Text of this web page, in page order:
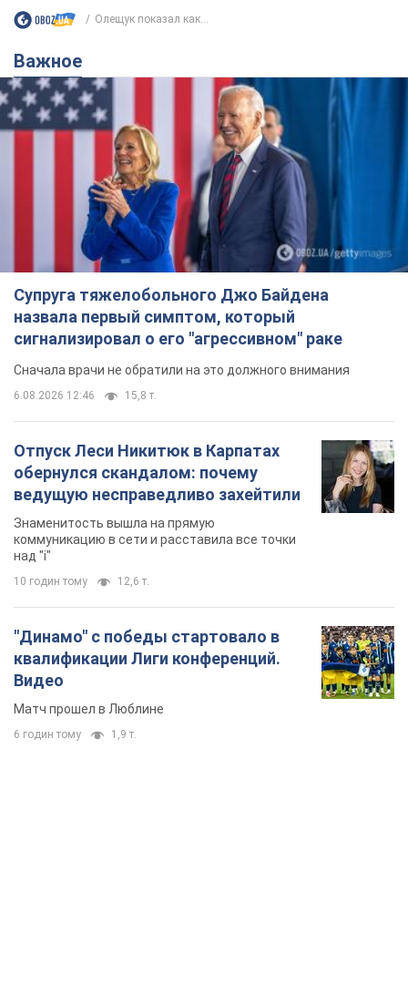
Олещук показал как...
Важное
Супруга тяжелобольного Джо Байдена
назвала первый симптом, который
сигнализировал о его "агрессивном" раке
Сначала врачи не обратили на это должного внимания
6.08.2026 12:46 15,8 т.
Отпуск Леси Никитюк в Карпатах
обернулся скандалом: почему
ведущую несправедливо захейтили
Знаменитость вышла на прямую
коммуникацию в сети и расставила все точки
над "i"
10 годин тому 12,6 т.
"Динамо" с победы стартовало в
квалификации Лиги конференций.
Видео
Матч прошел в Люблине
6 годин тому 1,9 т.